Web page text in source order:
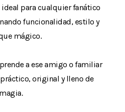
para cualquier fanático
funcionalidad, estilo y
mágico.
a ese amigo o familiar
original y lleno de
magia.